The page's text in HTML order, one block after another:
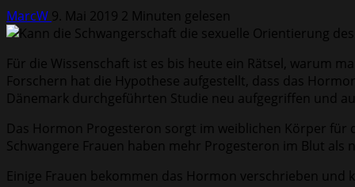
MarcW 9. Mai 2019 2 Minuten gelesen
Für die Wissenschaft ist es bis heute ein Rätsel, warum
Forschern hat die Hypothese aufgestellt, dass das
Dänemark durchgeführten Studie neu aufgegriffen und
Das Hormon Progesteron sorgt im weiblichen Körper
Schwangere Frauen haben mehr Progesteron im Blut als
Einige Frauen bekommen das Hormon verschrieben